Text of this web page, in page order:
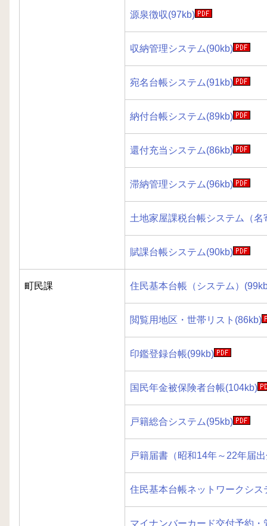
源泉徴収(97kb)
収納管理システム(90kb)
宛名台帳システム(91kb)
納付台帳システム(89kb)
還付充当システム(86kb)
滞納管理システム(96kb)
土地家屋課税台帳システム（名
賦課台帳システム(90kb)
町民課 住民基本台帳（システム）
閲覧用地区・世帯リスト(86kb)
印鑑登録台帳(99kb)
国民年金被保険者台帳(104kb)
戸籍総合システム(95kb)
戸籍届書（昭和14年～ 22年届
住民基本台帳ネットワークシス
マイナンバーカード交付予約